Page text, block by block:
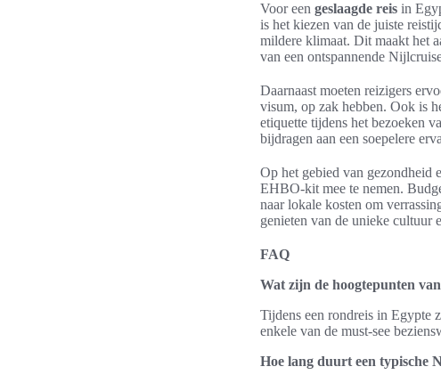
Voor een geslaagde reis in
is het kiezen van de juiste
mildere klimaat. Dit maakt het
van een ontspannende
Daarnaast moeten reizigers
visum, op zak hebben. Ook is
etiquette tijdens het bezoeken
bijdragen aan een soepelere
Op het gebied van gezondheid
EHBO-kit mee te nemen.
naar lokale kosten om
genieten van de unieke cultuur
FAQ
Wat zijn de hoogtepunten
Tijdens een rondreis in Egypte
enkele van de must-see
Hoe lang duurt een typische